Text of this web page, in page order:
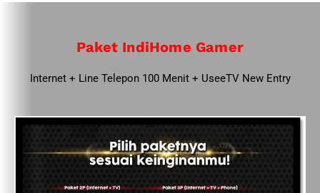
Paket IndiHome Gamer
Internet + Line Telepon 100 Menit + UseeTV New Entry